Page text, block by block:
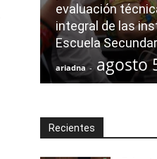
evaluación
integral de las
Escuela
ariadna - agosto
Recientes